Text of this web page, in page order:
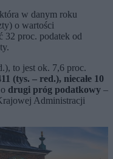
w danym roku
o wartości
32 proc. podatek od
to jest ok. 7,6 proc.
(tys. – red.), niecałe 10
drugi próg podatkowy –
Administracji